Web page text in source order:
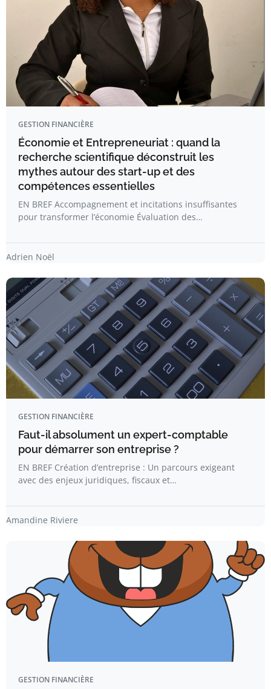
GESTION FINANCIÈRE
Économie et Entrepreneuriat : quand la
recherche scientifique déconstruit les
mythes autour des start-up et des
compétences essentielles
EN BREF Accompagnement et incitations insuffisantes
pour transformer l’économie Évaluation des…
Adrien Noël
GESTION FINANCIÈRE
Faut-il absolument un expert-comptable
pour démarrer son entreprise ?
EN BREF Création d’entreprise : Un parcours exigeant
avec des enjeux juridiques, fiscaux et…
Amandine Riviere
GESTION FINANCIÈRE